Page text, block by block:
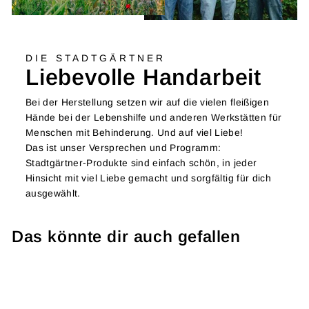
DIE STADTGÄRTNER
Liebevolle Handarbeit
Bei der Herstellung setzen wir auf die vielen fleißigen
Hände bei der Lebenshilfe und anderen Werkstätten für
Menschen mit Behinderung. Und auf viel Liebe!
Das ist unser Versprechen und Programm:
Stadtgärtner-Produkte sind einfach schön, in jeder
Hinsicht mit viel Liebe gemacht und sorgfältig für dich
ausgewählt.
Das könnte dir auch gefallen